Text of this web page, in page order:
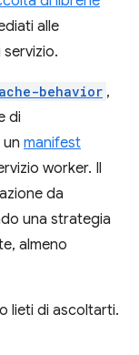
alle
behavior ,
di
manifest
worker. Il
da
una strategia
almeno
lieti di ascoltarti.